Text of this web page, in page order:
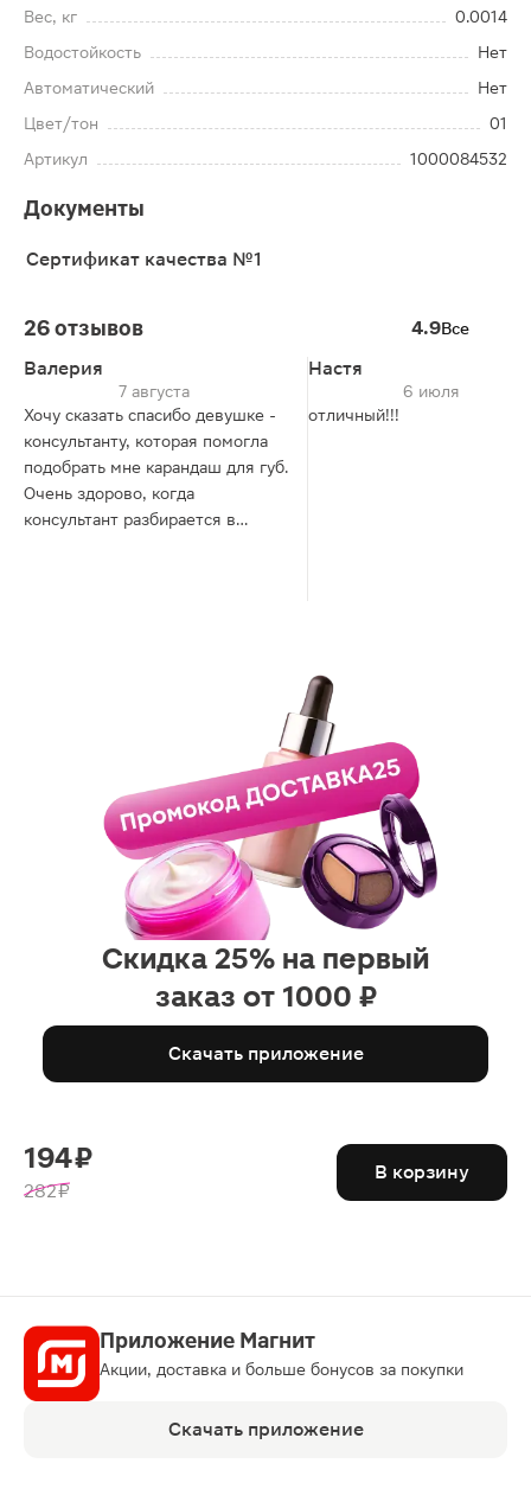
Вес, кг
0.0014
Водостойкость
Нет
Автоматический
Нет
Цвет/тон
01
Артикул
1000084532
Документы
Сертификат качества №1
26 отзывов 4.9Все
Валерия
7 августа
Хочу сказать спасибо девушке -
консультанту, которая помогла
подобрать мне карандаш для губ.
Очень здорово, когда
консультант разбирается в
Настя
6 июля
отличный!!!
Скидка 25% на первый
заказ от 1000 ₽
Скачать приложение
194 ₽
282 ₽
В корзину
Приложение Магнит
Акции, доставка и больше бонусов за покупки
Скачать приложение